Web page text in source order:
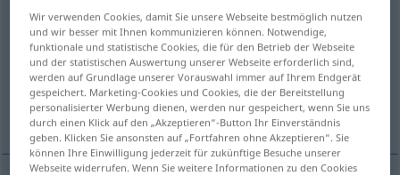
fullvissaf
Übersicht aller Übersetzungen
(Für mehr Details die Übersetzung anklicken/antippen)
volle Gewissheit, Sicherheit
Wir verwenden Cookies, damit Sie unsere Webseite bestmöglich nutzen
und wir besser mit Ihnen kommunizieren können. Notwendige,
funktionale und statistische Cookies, die für den Betrieb der Webseite
und der statistischen Auswertung unserer Webseite erforderlich sind,
werden auf Grundlage unserer Vorauswahl immer auf Ihrem Endgerät
gespeichert. Marketing-Cookies und Cookies, die der Bereitstellung
personalisierter Werbung dienen, werden nur gespeichert, wenn Sie uns
durch einen Klick auf den „Akzeptieren“-Button Ihr Einverständnis
geben. Klicken Sie ansonsten auf „Fortfahren ohne Akzeptieren“. Sie
können Ihre Einwilligung jederzeit für zukünftige Besuche unserer
Webseite widerrufen. Wenn Sie weitere Informationen zu den Cookies